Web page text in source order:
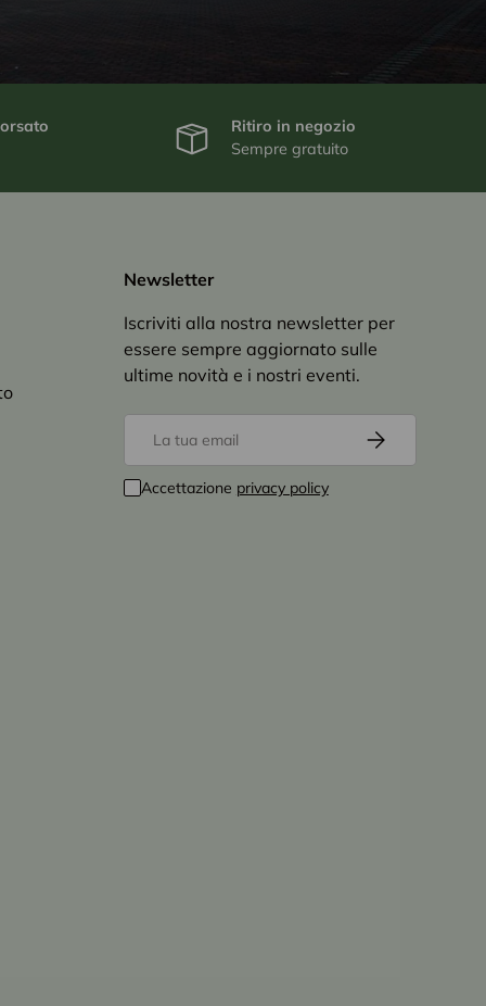
Ritiro in negozio
Sempre gratuito
Newsletter
Iscriviti alla nostra newsletter per
essere sempre aggiornato sulle
ultime novità e i nostri eventi.
Iscriviti
Accettazione privacy policy